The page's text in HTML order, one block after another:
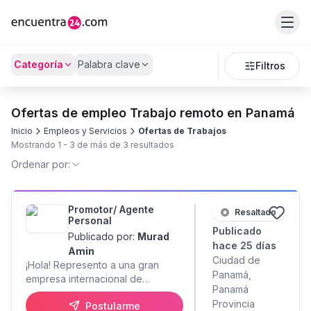
Categoría Palabra clave Filtros
Ofertas de empleo Trabajo remoto en Panamá
Inicio Empleos y Servicios
Ofertas de Trabajos
Mostrando 1 - 3 de más de 3 resultados
Ordenar por:
Promotor/ Agente
Personal
Publicado por: Murad
Amin
¡Hola! Represento a una gran
empresa internacional de
procesamiento de pagos. No
busco solo un promotor, sino a mi
Postularme
Resaltado
Publicado
hace 25 días
Ciudad de
Panamá,
Panamá
Provincia